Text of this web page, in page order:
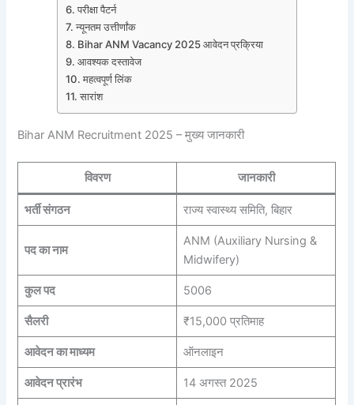
परीक्षा पैटर्न
न्यूनतम उत्तीर्णांक
Bihar ANM Vacancy 2025 आवेदन प्रक्रिया
आवश्यक दस्तावेज
महत्वपूर्ण लिंक
सारांश
Bihar ANM Recruitment 2025 – मुख्य जानकारी
विवरण जानकारी
भर्ती संगठन राज्य स्वास्थ्य समिति, बिहार
पद का नाम
ANM (Auxiliary Nursing &
Midwifery)
कुल पद 5006
सैलरी ₹15,000 प्रतिमाह
आवेदन का माध्यम ऑनलाइन
आवेदन प्रारंभ 14 अगस्त 2025